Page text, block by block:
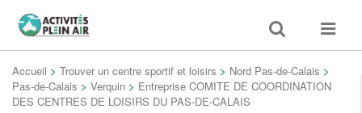
Toggle
search
Toggle
Accueil > Trouver un centre sportif et loisirs > Nord Pas-de-Calais >
Pas-de-Calais > Verquin > Entreprise COMITE DE COORDINATION
DES CENTRES DE LOISIRS DU PAS-DE-CALAIS